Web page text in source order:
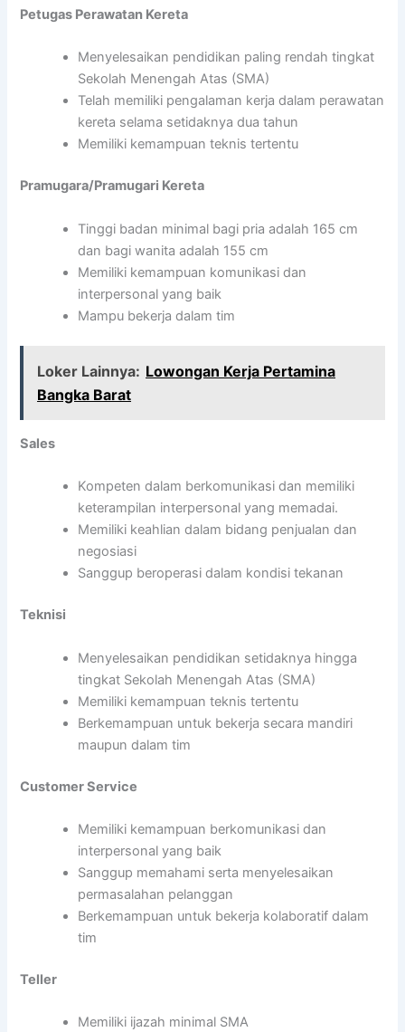
Petugas Perawatan Kereta
Menyelesaikan pendidikan paling rendah tingkat
Sekolah Menengah Atas (SMA)
Telah memiliki pengalaman kerja dalam perawatan
kereta selama setidaknya dua tahun
Memiliki kemampuan teknis tertentu
Pramugara/Pramugari Kereta
Tinggi badan minimal bagi pria adalah 165 cm
dan bagi wanita adalah 155 cm
Memiliki kemampuan komunikasi dan
interpersonal yang baik
Mampu bekerja dalam tim
Loker Lainnya: Lowongan Kerja Pertamina
Bangka Barat
Sales
Kompeten dalam berkomunikasi dan memiliki
keterampilan interpersonal yang memadai.
Memiliki keahlian dalam bidang penjualan dan
negosiasi
Sanggup beroperasi dalam kondisi tekanan
Teknisi
Menyelesaikan pendidikan setidaknya hingga
tingkat Sekolah Menengah Atas (SMA)
Memiliki kemampuan teknis tertentu
Berkemampuan untuk bekerja secara mandiri
maupun dalam tim
Customer Service
Memiliki kemampuan berkomunikasi dan
interpersonal yang baik
Sanggup memahami serta menyelesaikan
permasalahan pelanggan
Berkemampuan untuk bekerja kolaboratif dalam
tim
Teller
Memiliki ijazah minimal SMA